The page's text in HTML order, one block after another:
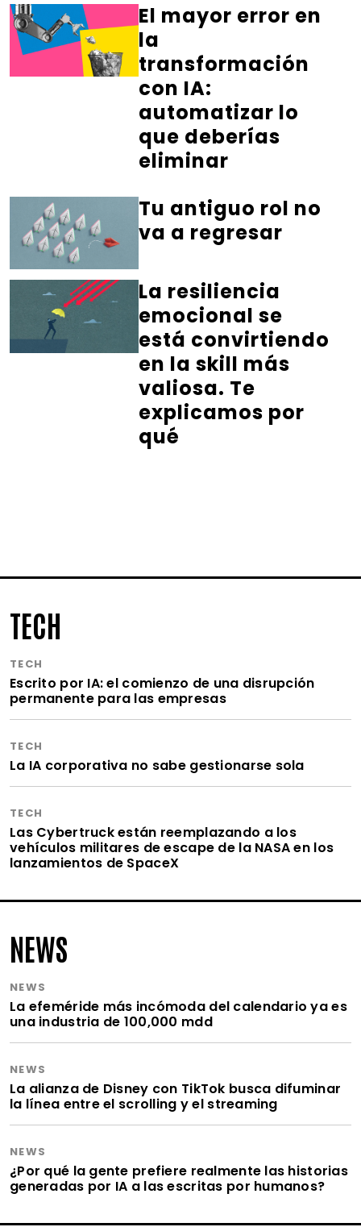
El mayor error en
la
transformación
con IA:
automatizar lo
que deberías
eliminar
Tu antiguo rol no
va a regresar
La resiliencia
emocional se
está convirtiendo
en la skill más
valiosa. Te
explicamos por
qué
TECH
TECH
Escrito por IA: el comienzo de una disrupción
permanente para las empresas
TECH
La IA corporativa no sabe gestionarse sola
TECH
Las Cybertruck están reemplazando a los
vehículos militares de escape de la NASA en los
lanzamientos de SpaceX
NEWS
NEWS
La efeméride más incómoda del calendario ya es
una industria de 100,000 mdd
NEWS
La alianza de Disney con TikTok busca difuminar
la línea entre el scrolling y el streaming
NEWS
¿Por qué la gente prefiere realmente las historias
generadas por IA a las escritas por humanos?